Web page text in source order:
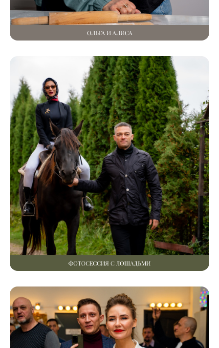
ОЛЬГА И АЛИСА
ФОТОСЕССИЯ С ЛОШАДЬМИ